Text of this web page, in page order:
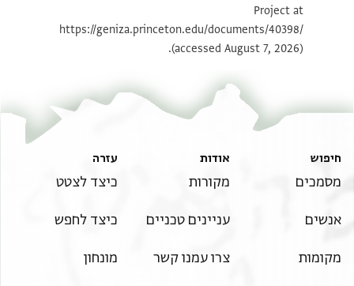
Project at
https://geniza.princeton.edu/documents/40398/
(accessed August 7, 2026).
חיפוש
מסמכים
אנשים
מקומות
אודות
מקורות
עניינים טכניים
צרו עמנו קשר
עזרה
כיצד לצטט
כיצד לחפש
מונחון